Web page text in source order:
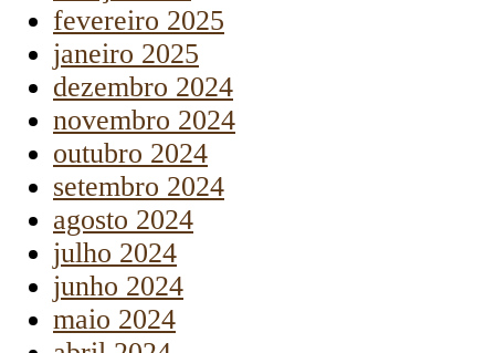
fevereiro 2025
janeiro 2025
dezembro 2024
novembro 2024
outubro 2024
setembro 2024
agosto 2024
julho 2024
junho 2024
maio 2024